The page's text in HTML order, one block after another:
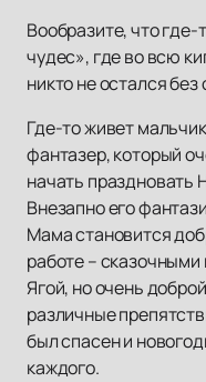
Вообразите, что где-
чудес», где во всю
никто не остался без
Где-то живет
фантазер, который
начать праздновать
Внезапно его
Мама становится
работе –
Ягой, но очень
различные
был спасен и
каждого.